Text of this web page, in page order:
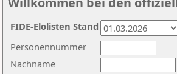
Nachname
Personennummer
FIDE-Elolisten Stand